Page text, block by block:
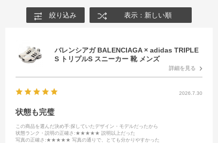
絞り込み 表示：新しい順
バレンシアガ BALENCIAGA × adidas TRIPLE
S トリプルS スニーカー 靴 メンズ
詳細を見る
2026.7.30
状態も完璧
この商品を選んだ決め手:探していたデザイン・モデルだったから
状態ランク・説明の正確さ :★★★★★ 説明以上だった
写真の正確さ :★★★★★ 写真の通りで、とても分かりやすかった